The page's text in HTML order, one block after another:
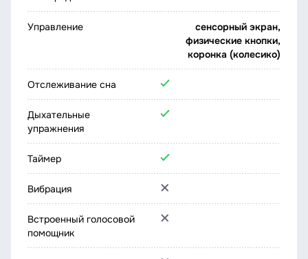
Управление
сенсорный экран,
физические кнопки,
коронка (колесико)
Отслеживание сна
Дыхательные
упражнения
Таймер
Вибрация
Встроенный голосовой
помощник